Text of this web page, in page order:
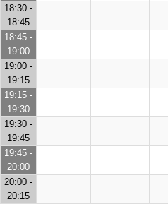
18:30 -
18:45
18:45 -
19:00
19:00 -
19:15
19:15 -
19:30
19:30 -
19:45
19:45 -
20:00
20:00 -
20:15